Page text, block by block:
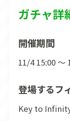
ガチャ詳
開催期間
11/4 15:00 ～
登場するフ
Key to